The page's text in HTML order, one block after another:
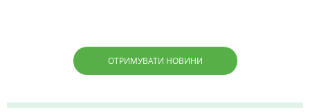
ОТРИМУВАТИ НОВИНИ